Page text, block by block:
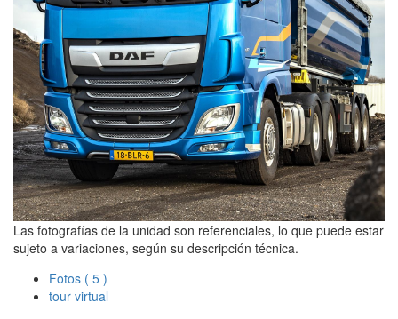
Las fotografías de la unidad son referenciales, lo que puede estar
sujeto a variaciones, según su descripción técnica.
Fotos ( 5 )
tour virtual